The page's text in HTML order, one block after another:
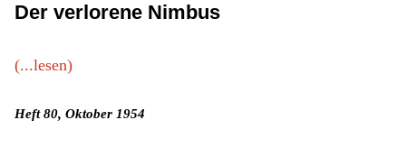
Der verlorene Nimbus
(...lesen)
Heft 80, Oktober 1954